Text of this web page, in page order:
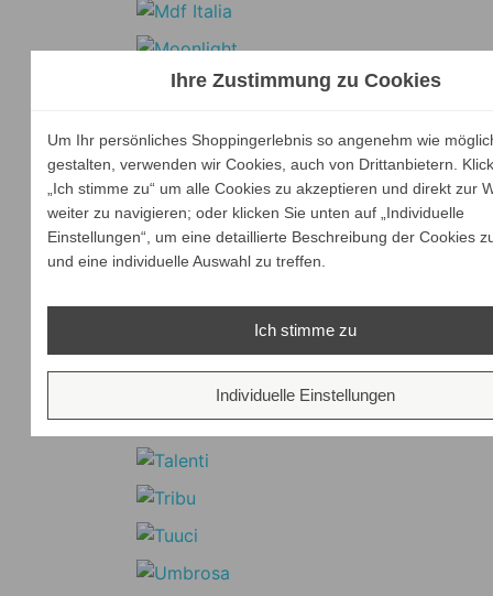
Ihre Zustimmung zu Cookies
Um Ihr persönliches Shoppingerlebnis so angenehm wie
gestalten, verwenden wir Cookies, auch von Drittanbietern.
„Ich stimme zu“ um alle Cookies zu akzeptieren und direkt zur
weiter zu navigieren; oder klicken Sie unten auf „Individuelle
Einstellungen“, um eine detaillierte Beschreibung der Cookies
und eine individuelle Auswahl zu treffen.
Ich stimme zu
Individuelle Einstellungen